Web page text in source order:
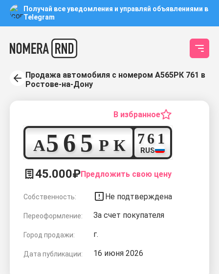
Получай все уведомления и управляй объявлениями в
Telegram
Продажа автомобиля с номером А565РК 761 в
Ростове-на-Дону
В избранное
А5
6
5
РК7
61
RUS
45.000₽Предложить свою цену
Собственность: Не подтверждена
Переоформление: За счет покупателя
Город продажи: г.
Дата публикации: 16 июня 2026